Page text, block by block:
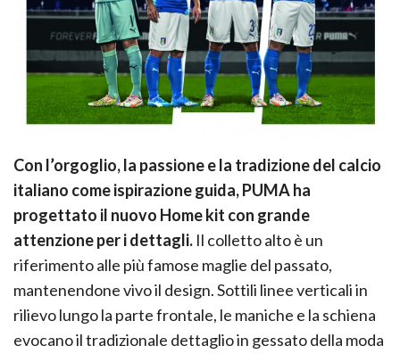
Con l’orgoglio, la passione e la tradizione del calcio
italiano come ispirazione guida, PUMA ha
progettato il nuovo Home kit con grande
attenzione per i dettagli. Il colletto alto è un
riferimento alle più famose maglie del passato,
mantenendone vivo il design. Sottili linee verticali in
rilievo lungo la parte frontale, le maniche e la schiena
evocano il tradizionale dettaglio in gessato della moda